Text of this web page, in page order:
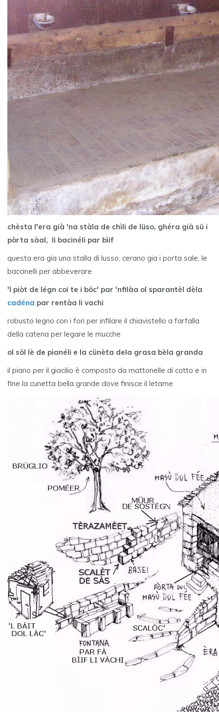
chèsta l'era già 'na stàla de chìli de lüso, ghéra già sü i
pòrta sàal, li bacinéli par bìif
questa era gia una stalla di lusso, cerano gia i porta sale, le
baccinelli per abbeverare
'l piòt de légn coi te i böc' par 'nfilàa ol sparantèl dèla
cadéna par rentàa li vachi
robusto legno con i fori per infilare il chiavistello a farfalla
della catena per legare le mucche
ol söl lè de pianéli e la cünèta dela grasa bèla granda
il piano per il giacilio è composto da mattonelle di cotto e in
fine la cunetta bella grande dove finisce il letame